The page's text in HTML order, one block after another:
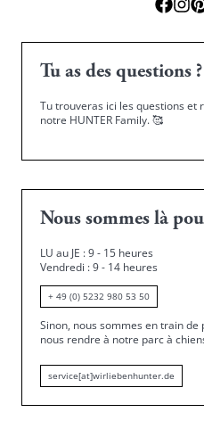
Tu as des questions ?
Tu trouveras ici les questions et
notre HUNTER Family.🥰
Nous sommes là
LU au JE : 9 - 15 heures
Vendredi : 9 - 14 heures
+ 49 (0) 5232 980 53 50
Sinon, nous sommes en train
nous rendre à notre parc à
service[at]wirliebenhunter.de